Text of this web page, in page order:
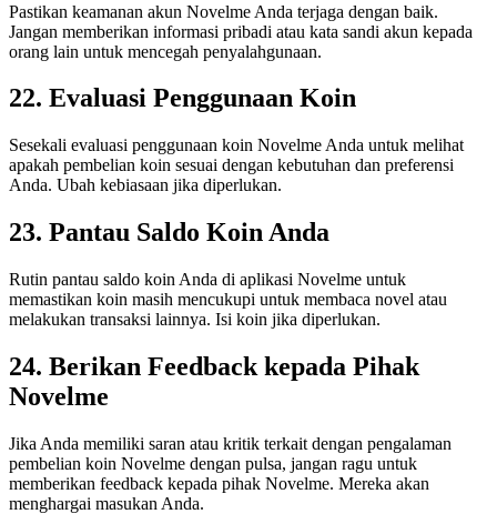
Pastikan keamanan akun Novelme Anda terjaga dengan baik.
Jangan memberikan informasi pribadi atau kata sandi akun kepada
orang lain untuk mencegah penyalahgunaan.
22. Evaluasi Penggunaan Koin
Sesekali evaluasi penggunaan koin Novelme Anda untuk melihat
apakah pembelian koin sesuai dengan kebutuhan dan preferensi
Anda. Ubah kebiasaan jika diperlukan.
23. Pantau Saldo Koin Anda
Rutin pantau saldo koin Anda di aplikasi Novelme untuk
memastikan koin masih mencukupi untuk membaca novel atau
melakukan transaksi lainnya. Isi koin jika diperlukan.
24. Berikan Feedback kepada Pihak
Novelme
Jika Anda memiliki saran atau kritik terkait dengan pengalaman
pembelian koin Novelme dengan pulsa, jangan ragu untuk
memberikan feedback kepada pihak Novelme. Mereka akan
menghargai masukan Anda.